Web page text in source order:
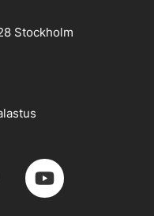
Stockholm